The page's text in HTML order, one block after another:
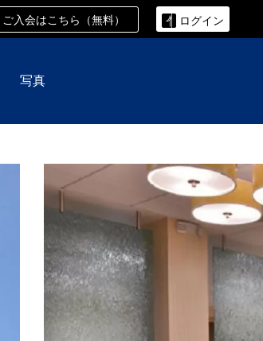
ご入会はこちら（無料） ログイン
写真